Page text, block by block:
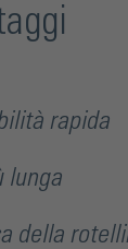
rapida
lunga
della